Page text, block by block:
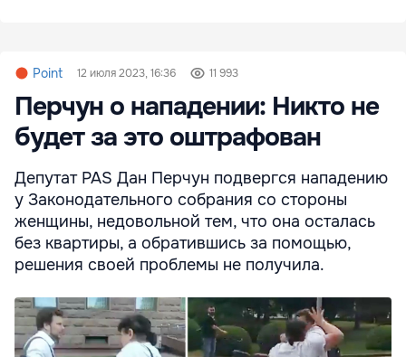
Point 12 июля 2023, 16:36 11 993
Перчун о нападении: Никто не
будет за это оштрафован
Депутат PAS Дан Перчун подвергся нападению
у Законодательного собрания со стороны
женщины, недовольной тем, что она осталась
без квартиры, а обратившись за помощью,
решения своей проблемы не получила.